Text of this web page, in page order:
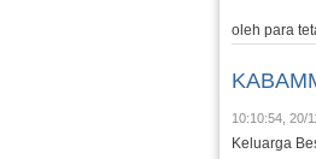
oleh para
10:10:54, 20/
Keluarga